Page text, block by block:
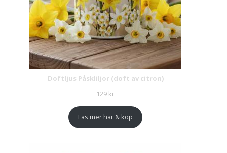
Doftljus Påskliljor (doft av citron)
129 kr
Läs mer här & köp